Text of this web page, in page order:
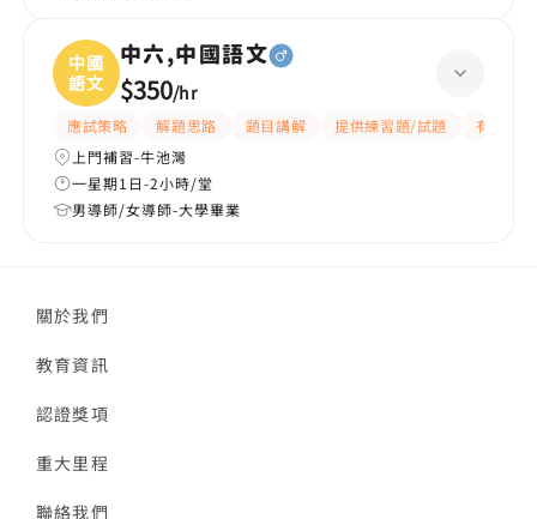
中國
語文
中六,中國語文
$350/hr
應試策略 解題思路 題目講解 提供練習題/試題
有耐性
上門補習-牛池灣
一星期1日-2小時/堂
男導師/女導師-大學畢業
關於我們
教育資訊
認證獎項
重大里程
聯絡我們